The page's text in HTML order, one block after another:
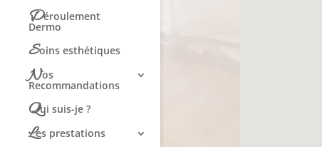
Déroulement
Dermo
Soins esthétiques
Nos
Recommandations
Qui suis-je ?
Les prestations